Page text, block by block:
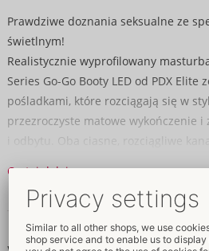
Prawdziwe doznania seksualne ze
świetlnym!
Realistycznie wyprofilowany
Series Go-Go Booty LED od PDX Elite
pośladkami, które rozciągają się w
przezroczyste matowe wykończenie
i odbytu. Oba ciasne, rozciągliwe
Najważniejsze: oświetlenie LED!
tors świeci i eksponuje krągłości.
Czytaj dalej
Dane i